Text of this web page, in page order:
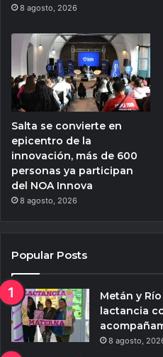
8 agosto, 2026
Salta se convierte en
epicentro de la
innovación, más de 600
personas ya participan
del NOA Innova
8 agosto, 2026
Popular Posts
Metán y
lactancia
8 agosto,